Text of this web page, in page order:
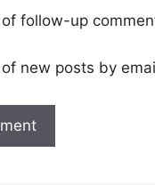
follow-up
new posts by